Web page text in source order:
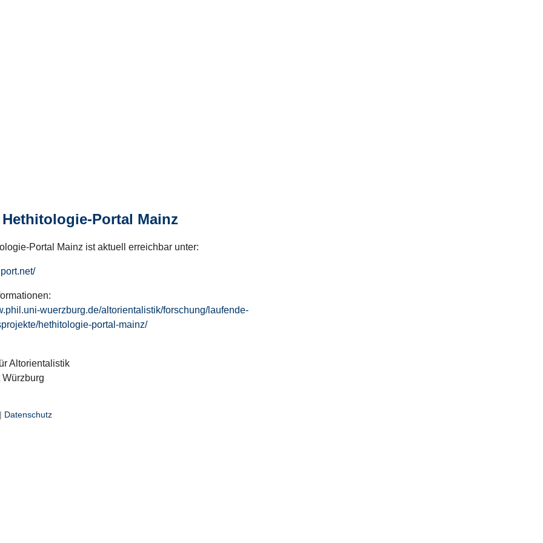
Hethitologie-Portal Mainz
Portal Mainz ist aktuell erreichbar unter:
wuerzburg.de/altorientalistik/forschung/laufende-
hethitologie-portal-mainz/
Altorientalistik
Datenschutz